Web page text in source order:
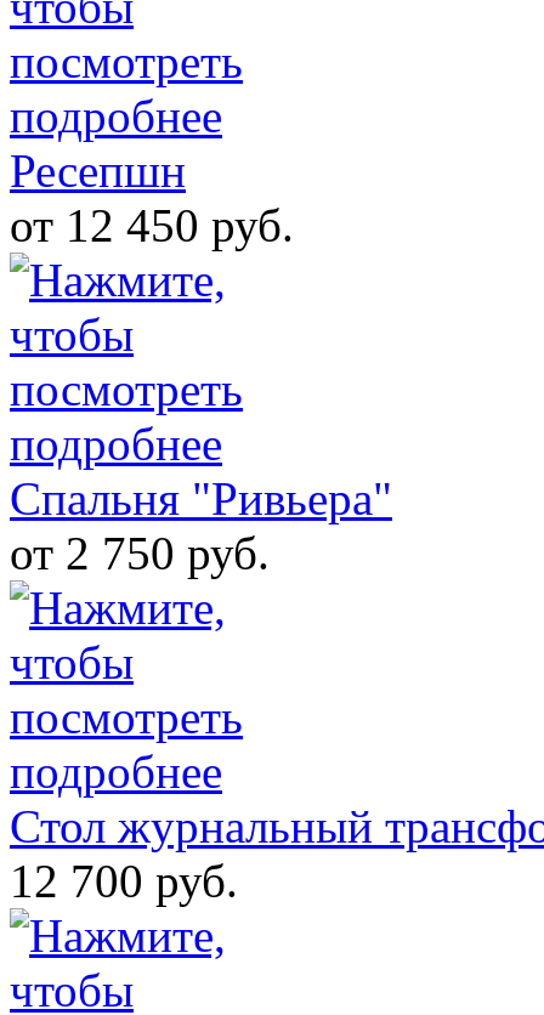
Ресепшн
от 12 450 руб.
Спальня "Ривьера"
от 2 750 руб.
Стол журнальный
12 700 руб.